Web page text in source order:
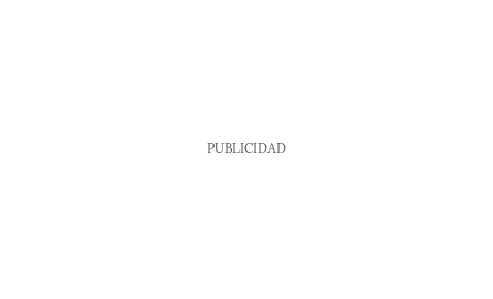
PUBLICIDAD